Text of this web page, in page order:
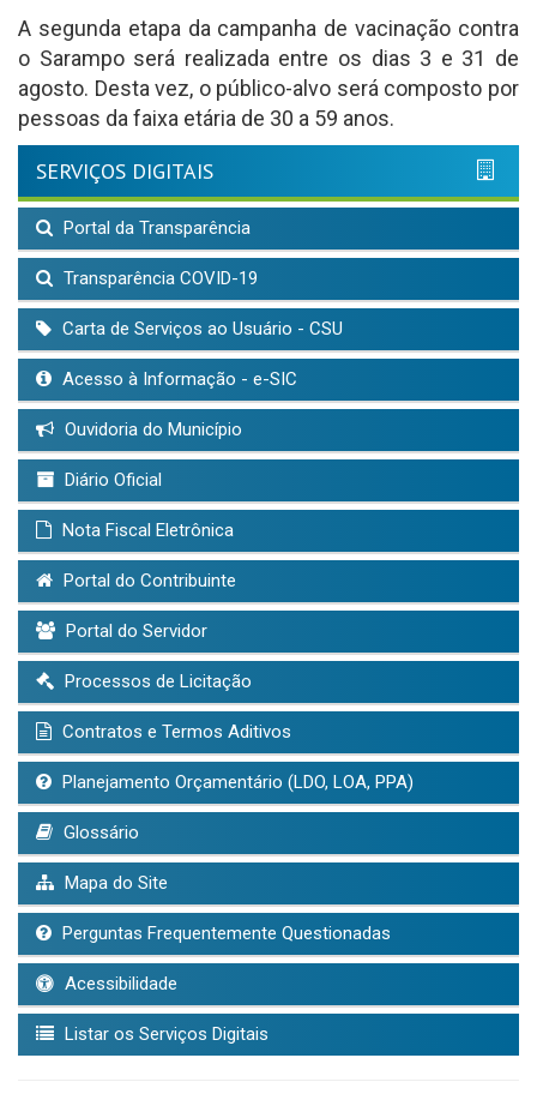
A segunda etapa da campanha de vacinação contra
o Sarampo será realizada entre os dias 3 e 31 de
agosto. Desta vez, o público-alvo será composto por
pessoas da faixa etária de 30 a 59 anos.
SERVIÇOS DIGITAIS
Portal da Transparência
Transparência COVID-19
Carta de Serviços ao Usuário - CSU
Acesso à Informação - e-SIC
Ouvidoria do Município
Diário Oficial
Nota Fiscal Eletrônica
Portal do Contribuinte
Portal do Servidor
Processos de Licitação
Contratos e Termos Aditivos
Planejamento Orçamentário (LDO, LOA, PPA)
Glossário
Mapa do Site
Perguntas Frequentemente Questionadas
Acessibilidade
Listar os Serviços Digitais